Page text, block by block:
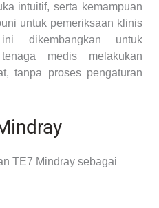
intuitif, serta kemampuan
untuk pemeriksaan klinis
dikembangkan untuk
medis melakukan
tanpa proses pengaturan
TE7 Mindray sebagai